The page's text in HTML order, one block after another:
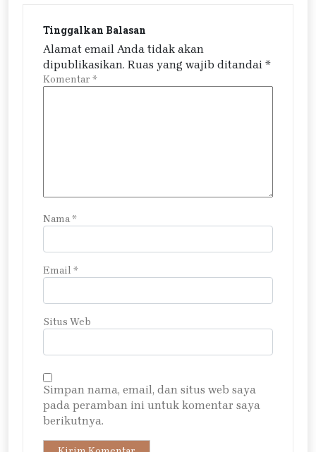
Tinggalkan Balasan
Alamat email Anda tidak akan
dipublikasikan. Ruas yang wajib ditandai *
Komentar *
Nama*
Email *
Situs Web
Simpan nama, email, dan situs web saya
pada peramban ini untuk komentar saya
berikutnya.